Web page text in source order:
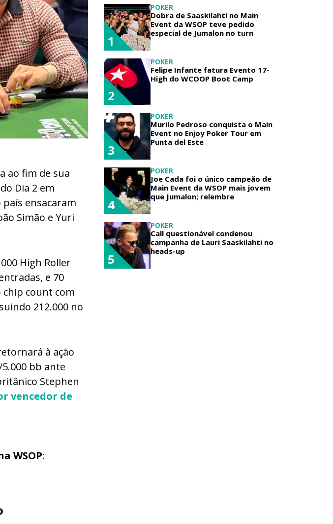
ao fim de sua
Dia 2 em
ensacaram
Simão e Yuri
High Roller
e 70
chip count com
212.000 no
à ação
bb ante
Stephen
vencedor de
WSOP:
POKER
Dobra de Saaskilahti no Main
Event da WSOP teve pedido
especial de Jumalon no turn
1
POKER
Felipe Infante fatura Evento 17-
High do WCOOP Boot Camp
2
POKER
Murilo Pedroso conquista o Main
Event no Enjoy Poker Tour em
Punta del Este
3
POKER
Joe Cada foi o único campeão de
Main Event da WSOP mais jovem
que Jumalon; relembre
4
POKER
Call questionável condenou
campanha de Lauri Saaskilahti no
heads-up
5